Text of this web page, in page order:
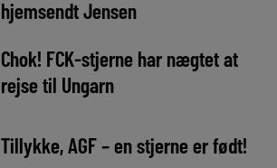
hjemsendt Jensen
Chok! FCK-stjerne har nægtet at
rejse til Ungarn
Tillykke, AGF – en stjerne er født!